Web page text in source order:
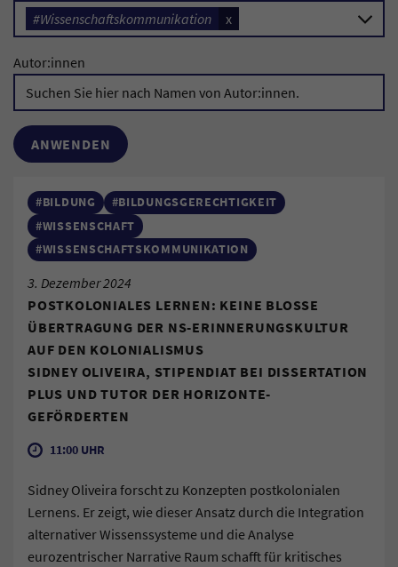
#Wissenschaftskommunikation
x
Autor:innen
#BILDUNG
#BILDUNGSGERECHTIGKEIT
#WISSENSCHAFT
#WISSENSCHAFTSKOMMUNIKATION
3. Dezember 2024
POSTKOLONIALES LERNEN: KEINE BLOSSE Ü
BERTRAGUNG DER NS-ERINNERUNGSKULTUR A
UF DEN KOLONIALISMUS
SIDNEY OLIVEIRA, STIPENDIAT BEI DISSERTATION
PLUS UND TUTOR DER HORIZONTE-
GEFÖRDERTEN
11:00 UHR
Sidney Oliveira forscht zu Konzepten postkolonialen
Lernens. Er zeigt, wie dieser Ansatz durch die Integration
alternativer Wissenssysteme und die Analyse
eurozentrischer Narrative Raum schafft für kritisches